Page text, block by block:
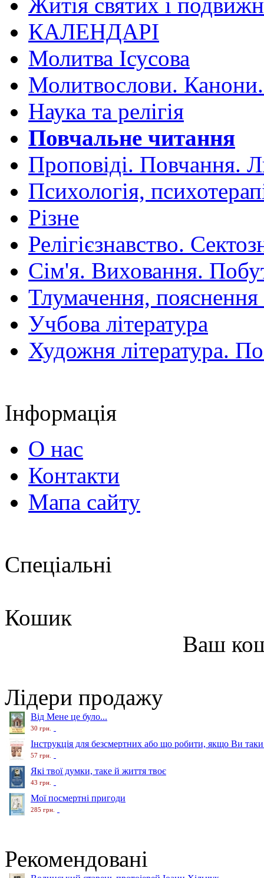
КАЛЕНДАРІ
Молитва Ісусова
Молитвослови.
Наука та релігія
Повчальне читання
Проповіді. Повчання.
Психологія,
Різне
Релігієзнавство.
Сім'я. Виховання.
Тлумачення,
Учбова література
Художня література.
Інформація
О нас
Контакти
Мапа сайту
Спеціальні
Кошик
Ваш
Лідери продажу
Від Мене це було...
30 грн.
Інструкція для безсмертних або що робити, якщо Ви
57 грн.
Які твої думки, таке й життя твоє
43 грн.
Мої посмертні пригоди
285 грн.
Рекомендовані